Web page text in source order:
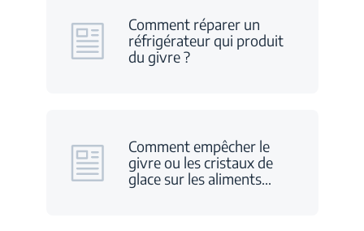
Comment réparer un
réfrigérateur qui produit
du givre ?
Comment empêcher le
givre ou les cristaux de
glace sur les aliments…